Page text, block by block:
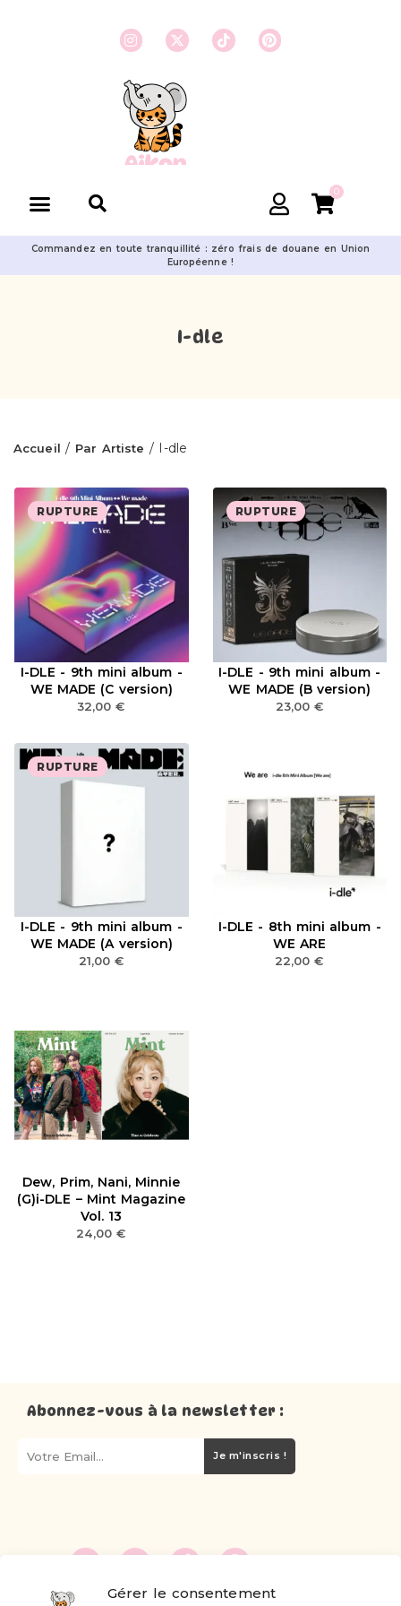
Gérer le consentement
0
Commandez en toute tranquillité : zéro frais de douane en Union
Européenne !
I-dle
Accueil / Par Artiste / I-dle
RUPTURE
I-DLE - 9th mini album -
WE MADE (C version)
32,00€
RUPTURE
I-DLE - 9th mini album -
WE MADE (B version)
23,00 €
RUPTURE
I-DLE - 9th mini album -
WE MADE (A version)
21,00 €
I-DLE - 8th mini album -
WE ARE
22,00€
Dew, Prim, Nani, Minnie
(G)i-DLE – Mint Magazine
Vol. 13
24,00€
Abonnez-vous à la newsletter :
Je m'inscris !